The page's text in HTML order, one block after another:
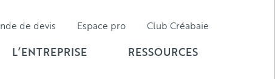
de devis Espace pro Club Créabaie
L’ENTREPRISE RESSOURCES